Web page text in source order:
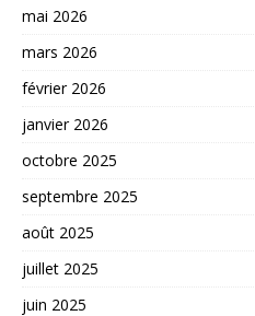
mai 2026
mars 2026
février 2026
janvier 2026
octobre 2025
septembre 2025
août 2025
juillet 2025
juin 2025